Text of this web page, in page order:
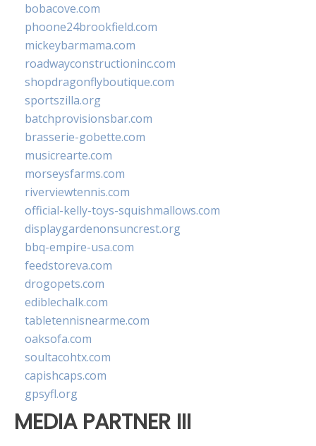
bobacove.com
phoone24brookfield.com
mickeybarmama.com
roadwayconstructioninc.com
shopdragonflyboutique.com
sportszilla.org
batchprovisionsbar.com
brasserie-gobette.com
musicrearte.com
morseysfarms.com
riverviewtennis.com
official-kelly-toys-squishmallows.com
displaygardenonsuncrest.org
bbq-empire-usa.com
feedstoreva.com
drogopets.com
ediblechalk.com
tabletennisnearme.com
oaksofa.com
soultacohtx.com
capishcaps.com
gpsyfl.org
MEDIA PARTNER III